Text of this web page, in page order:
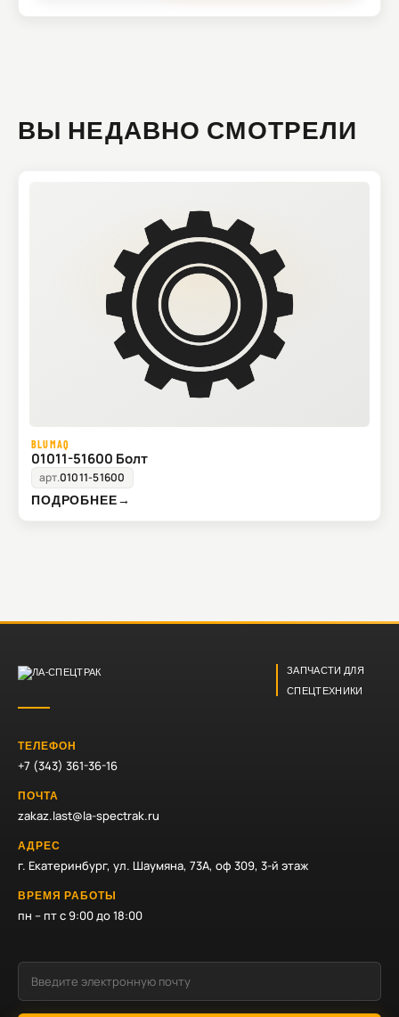
ВЫ НЕДАВНО СМОТРЕЛИ
BLUMAQ
01011-51600 Болт
арт.01011-51600
ПОДРОБНЕЕ→
ЗАПЧАСТИ ДЛЯ
СПЕЦТЕХНИКИ
ТЕЛЕФОН
+7 (343) 361-36-16
ПОЧТА
zakaz.last@la-spectrak.ru
АДРЕС
г. Екатеринбург, ул. Шаумяна, 73А, оф 309, 3-й этаж
ВРЕМЯ РАБОТЫ
пн – пт с 9:00 до 18:00